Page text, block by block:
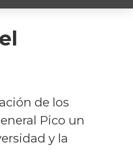
de los
Pico un
y la